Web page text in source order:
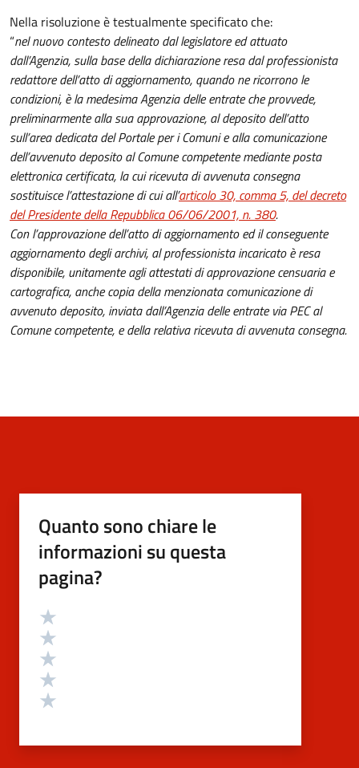
Nella risoluzione è testualmente specificato che:
“nel nuovo contesto delineato dal legislatore ed attuato
dall’Agenzia, sulla base della dichiarazione resa dal professionista
redattore dell’atto di aggiornamento, quando ne ricorrono le
condizioni, è la medesima Agenzia delle entrate che provvede,
preliminarmente alla sua approvazione, al deposito dell’atto
sull’area dedicata del Portale per i Comuni e alla comunicazione
dell’avvenuto deposito al Comune competente mediante posta
elettronica certificata, la cui ricevuta di avvenuta consegna
sostituisce l’attestazione di cui all’articolo 30, comma 5, del decreto
del Presidente della Repubblica 06/06/2001, n. 380.
Con l’approvazione dell’atto di aggiornamento ed il conseguente
aggiornamento degli archivi, al professionista incaricato è resa
disponibile, unitamente agli attestati di approvazione censuaria e
cartografica, anche copia della menzionata comunicazione di
avvenuto deposito, inviata dall’Agenzia delle entrate via PEC al
Comune competente, e della relativa ricevuta di avvenuta consegna.
Quanto sono chiare le
informazioni su questa
pagina?
Valutazione